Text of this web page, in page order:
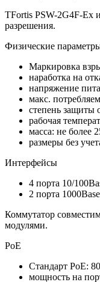
TFortis PSW-2G4F-Ex
разрешения.
Физические
Маркировка
наработка на
напряжение
макс.
степень защиты
рабочая
масса: не более
размеры без
Интерфейсы
4 порта 10/
2 порта
Коммутатор
модулями.
PoE
Стандарт PoE:
мощность на